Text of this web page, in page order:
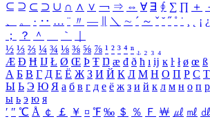
⊆ ⊇ ⊂ ⊃ ∪ ∩ ∧ ∨ ￢ ⇒ ⇔ ∀ ∃ ∮ ∑ ∏ ＋
、
。 · ‥ … ¨ 〃 ― ＼ ∼ ´ ～ ˇ ˘ ˝ ˚ ˙ ¸ ¡ ¿
；
？ ＾ ｀
½ ⅓ ⅔ ¼ ¾ ⅛ ⅜ ⅝ ⅞ ¹ ² ³ ⁴ ⁿ ₁ ₂ ₃ ₄
Æ Ð Ħ Ĳ Ł Ø Œ Þ Ŧ Ŋ æ đ ð ħ ı ĳ ĸ ŀ ł ø œ ß
А Б В Г Д Е Ё Ж З И Й К Л М Н О П Р С Т
Ы Ь Э Ю Я а б в г д е ё ж з и й к л м н о п р
ы ь э ю я
′ ″ ℃ Å ￠ ￡ ￥ ¤ ℉ ‰ ＄ ％ Ｆ ￦ ㎕ ㎖ ㎗